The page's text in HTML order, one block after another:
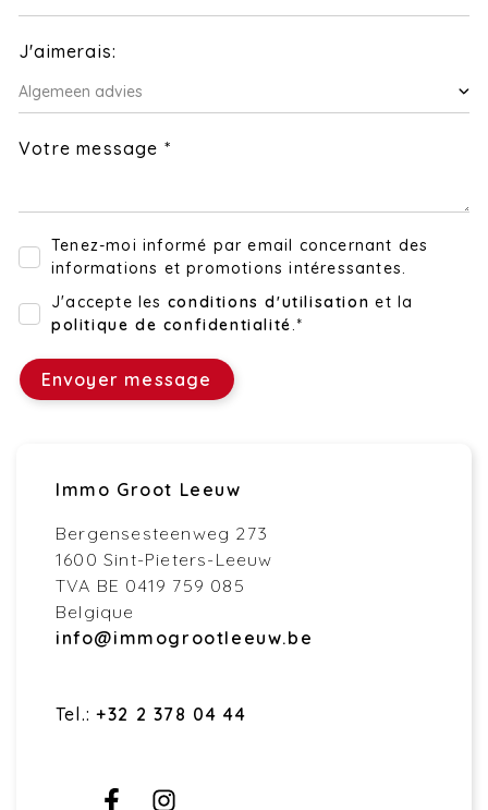
J'aimerais:
Votre message *
Tenez-moi informé par email concernant des
informations et promotions intéressantes.
J'accepte les conditions d'utilisation et la
politique de confidentialité.*
Envoyer message
Immo Groot Leeuw
Bergensesteenweg 273
1600 Sint-Pieters-Leeuw
TVA BE 0419 759 085
Belgique
info@immogrootleeuw.be
Tel.: +32 2 378 04 44